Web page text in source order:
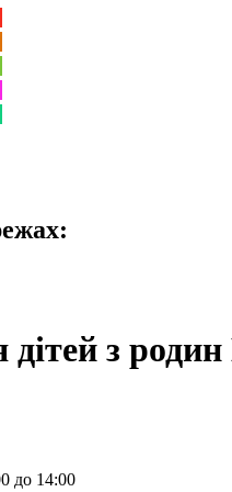
дітей з
до 14:00